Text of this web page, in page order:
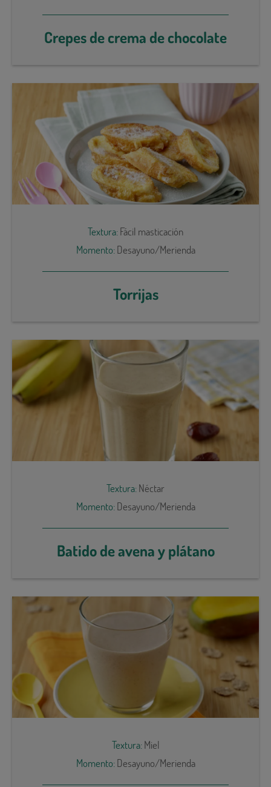
Crepes de crema de chocolate
Textura:Fácil masticación
Momento:Desayuno/Merienda
Torrijas
Textura:Néctar
Momento:Desayuno/Merienda
Batido de avena y plátano
Textura:Miel
Momento:Desayuno/Merienda